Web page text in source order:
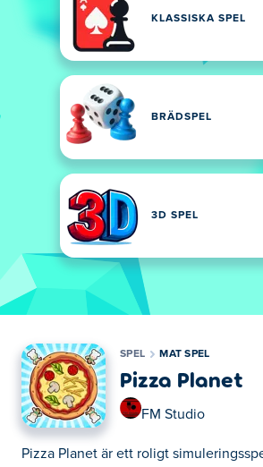
KLASSISKA SPEL
BRÄDSPEL
3D SPEL
SPEL MAT SPEL
Pizza Planet
FM Studio
Pizza Planet är ett roligt